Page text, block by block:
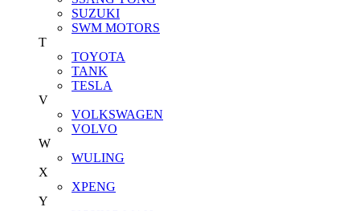
SUZUKI
SWM MOTORS
T
TOYOTA
TANK
TESLA
V
VOLKSWAGEN
VOLVO
W
WULING
X
XPENG
Y